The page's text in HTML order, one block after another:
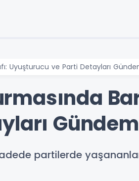
Uyuşturucu ve Parti Detayları
partilerde